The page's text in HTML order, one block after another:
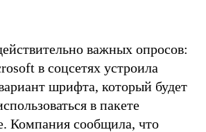
важных опросов:
в соцсетях устроила
шрифта, который будет
в пакете
Компания сообщила, что